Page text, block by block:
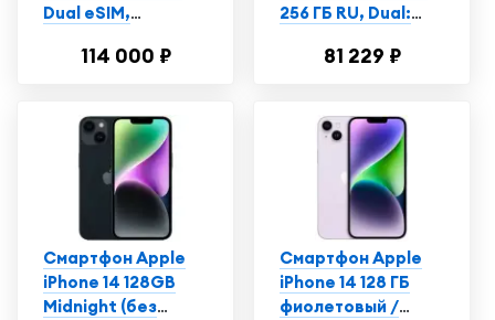
Dual еSIM,
114 000 ₽
256 ГБ RU, Dual:
космический
81 229 ₽
Смартфон Apple
iPhone 14 128GB
Midnight (без
Смартфон Apple
iPhone 14 128 ГБ
фиолетовый /